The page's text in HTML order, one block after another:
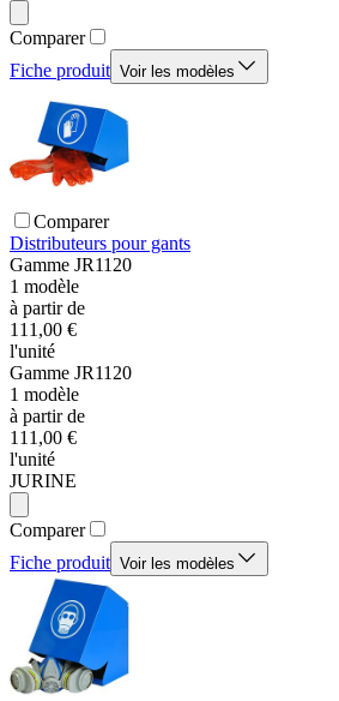
Comparer
Fiche produit Voir les modèles
Comparer
Distributeurs pour gants
Gamme JR1120
1 modèle
à partir de
111,00 €
l'unité
Gamme JR1120
1 modèle
à partir de
111,00 €
l'unité
JURINE
Comparer
Fiche produit Voir les modèles